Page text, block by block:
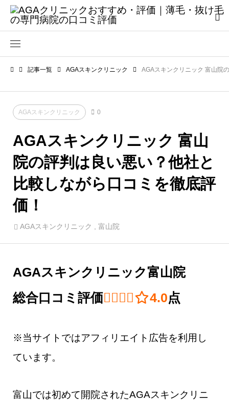
記事一覧 AGAスキンクリニック AGAスキンクリニック 富山院
AGAスキンクリニック 0
AGAスキンクリニック 富山
院の評判は良い悪い？他社と
比較しながら口コミを徹底評
価！
AGAスキンクリニック , 富山院
AGAスキンクリニック富山院
総合口コミ評価
4.0 out of
4.0点
※当サイトではアフィリエイト広告を利用し
ています。
富山では初めて開院されたAGAスキンクリニ